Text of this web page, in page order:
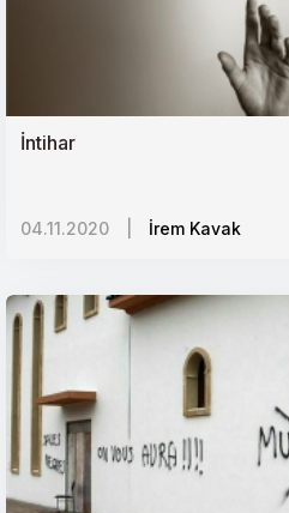
İntihar
04.11.2020 İrem Kavak